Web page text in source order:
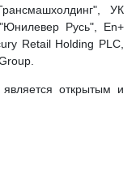
УК
Русь", En+
Retail Holding PLC,
открытым и